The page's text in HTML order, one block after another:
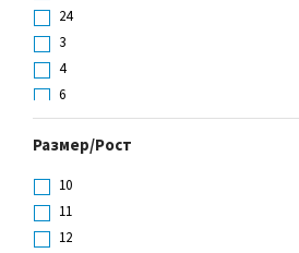
24
3
4
6
7
8
Размер/Рост
10
11
12